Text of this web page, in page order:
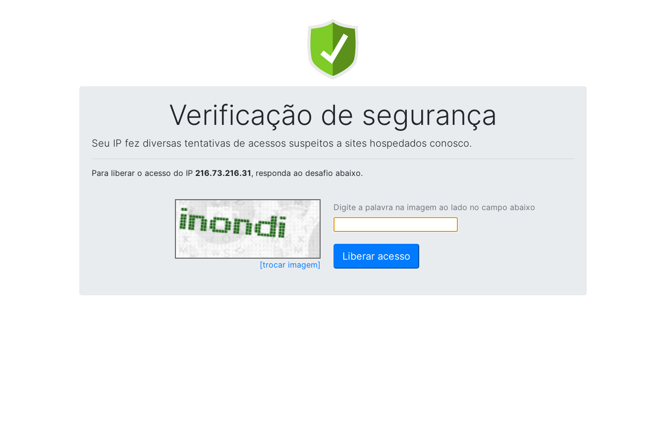
Verificação de segurança
Seu IP fez diversas tentativas de acessos suspeitos a sites hospedados conosco.
Para liberar o acesso do IP 216.73.216.31, responda ao desafio abaixo.
[trocar imagem]
Digite a palavra na imagem ao lado no campo abaixo